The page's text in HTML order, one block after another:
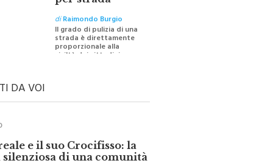
diRaimondo Burgio
Il grado di pulizia di una
strada è direttamente
proporzionale alla
civiltà dei cittadini
DA VOI
e il suo Crocifisso: la
di una comunità